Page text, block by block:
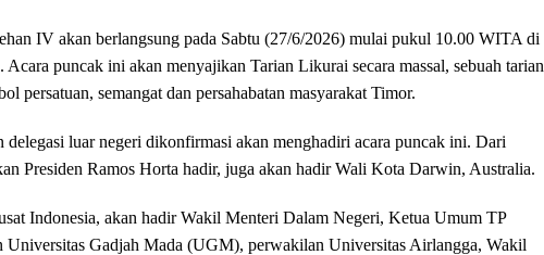
IV akan berlangsung pada Sabtu (27/6/2026) mulai pukul 10.00 WITA di
Acara puncak ini akan menyajikan Tarian Likurai secara massal, sebuah tarian
persatuan, semangat dan persahabatan masyarakat Timor.
delegasi luar negeri dikonfirmasi akan menghadiri acara puncak ini. Dari
Presiden Ramos Horta hadir, juga akan hadir Wali Kota Darwin, Australia.
Indonesia, akan hadir Wakil Menteri Dalam Negeri, Ketua Umum TP
Gadjah Mada (UGM), perwakilan Universitas Airlangga, Wakil